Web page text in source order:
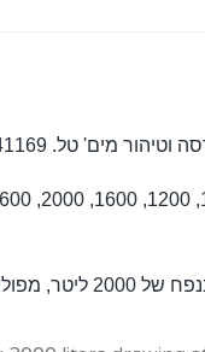
אורגניים, מיכלי הפרדה לשומן ומפרידי שומן אורגני למטבח, בנפחים
מתחת לקרקע (בור הפרדת שומנים)